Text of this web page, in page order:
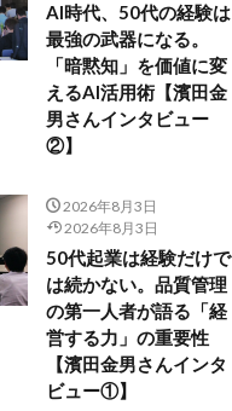
AI時代、50代の経験は
最強の武器になる。
「暗黙知」を価値に変
えるAI活用術【濱田金
男さんインタビュー
②】
2026年8月3日
2026年8月3日
50代起業は経験だけで
は続かない。品質管理
の第一人者が語る「経
営する力」の重要性
【濱田金男さんインタ
ビュー①】